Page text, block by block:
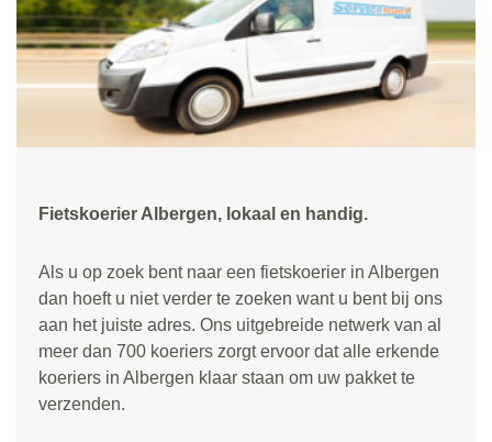
Fietskoerier Albergen, lokaal en handig.
Als u op zoek bent naar een fietskoerier in Albergen
dan hoeft u niet verder te zoeken want u bent bij ons
aan het juiste adres. Ons uitgebreide netwerk van al
meer dan 700 koeriers zorgt ervoor dat alle erkende
koeriers in Albergen klaar staan om uw pakket te
verzenden.